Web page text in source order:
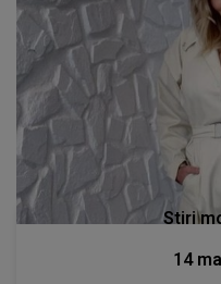
Stiri
14